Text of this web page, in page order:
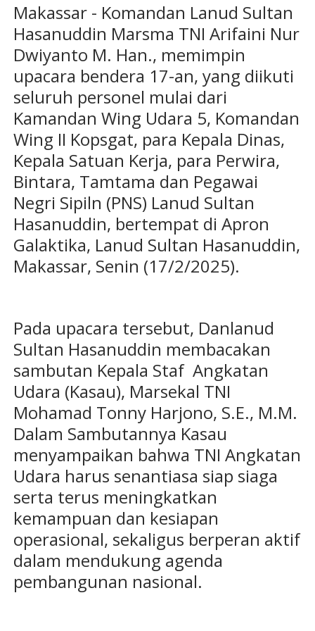
Makassar - Komandan Lanud Sultan
Hasanuddin Marsma TNI Arifaini Nur
Dwiyanto M. Han., memimpin
upacara bendera 17-an, yang diikuti
seluruh personel mulai dari
Kamandan Wing Udara 5, Komandan
Wing II Kopsgat, para Kepala Dinas,
Kepala Satuan Kerja, para Perwira,
Bintara, Tamtama dan Pegawai
Negri Sipiln (PNS) Lanud Sultan
Hasanuddin, bertempat di Apron
Galaktika, Lanud Sultan Hasanuddin,
Makassar, Senin (17/2/2025).
Pada upacara tersebut, Danlanud
Sultan Hasanuddin membacakan
sambutan Kepala Staf Angkatan
Udara (Kasau), Marsekal TNI
Mohamad Tonny Harjono, S.E., M.M.
Dalam Sambutannya Kasau
menyampaikan bahwa TNI Angkatan
Udara harus senantiasa siap siaga
serta terus meningkatkan
kemampuan dan kesiapan
operasional, sekaligus berperan aktif
dalam mendukung agenda
pembangunan nasional.